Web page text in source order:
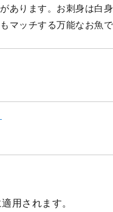
あります。お刺身は白
マッチする万能なお魚で
用されます。